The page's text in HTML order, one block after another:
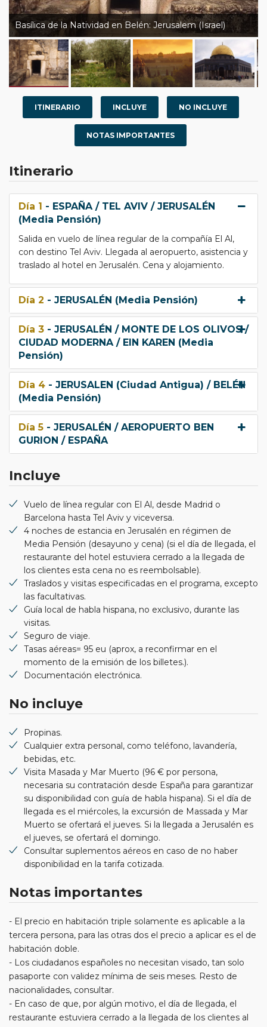
Basílica de la Natividad en Belén: Jerusalem (Israel)
ITINERARIO INCLUYE NO INCLUYE
NOTAS IMPORTANTES
Itinerario
Día 1 - ESPAÑA / TEL AVIV / JERUSALÉN
(Media Pensión)
Salida en vuelo de línea regular de la compañía El Al,
con destino Tel Aviv. Llegada al aeropuerto, asistencia y
traslado al hotel en Jerusalén. Cena y alojamiento.
Día 2 - JERUSALÉN (Media Pensión)
Día 3 - JERUSALÉN / MONTE DE LOS OLIVOS /
CIUDAD MODERNA / EIN KAREN (Media
Pensión)
Día 4 - JERUSALEN (Ciudad Antigua) / BELÉN
(Media Pensión)
Día 5 - JERUSALÉN / AEROPUERTO BEN
GURION / ESPAÑA
Incluye
Vuelo de línea regular con El Al, desde Madrid o
Barcelona hasta Tel Aviv y viceversa.
4 noches de estancia en Jerusalén en régimen de
Media Pensión (desayuno y cena) (si el día de llegada, el
restaurante del hotel estuviera cerrado a la llegada de
los clientes esta cena no es reembolsable).
Traslados y visitas especificadas en el programa, excepto
las facultativas.
Guía local de habla hispana, no exclusivo, durante las
visitas.
Seguro de viaje.
Tasas aéreas= 95 eu (aprox, a reconfirmar en el
momento de la emisión de los billetes.).
Documentación electrónica.
No incluye
Propinas.
Cualquier extra personal, como teléfono, lavandería,
bebidas, etc.
Visita Masada y Mar Muerto (96 € por persona,
necesaria su contratación desde España para garantizar
su disponibilidad con guía de habla hispana). Si el día de
llegada es el miércoles, la excursión de Massada y Mar
Muerto se ofertará el jueves. Si la llegada a Jerusalén es
el jueves, se ofertará el domingo.
Consultar suplementos aéreos en caso de no haber
disponibilidad en la tarifa cotizada.
Notas importantes
- El precio en habitación triple solamente es aplicable a la
tercera persona, para las otras dos el precio a aplicar es el de
habitación doble.
- Los ciudadanos españoles no necesitan visado, tan solo
pasaporte con validez mínima de seis meses. Resto de
nacionalidades, consultar.
- En caso de que, por algún motivo, el día de llegada, el
restaurante estuviera cerrado a la llegada de los clientes al